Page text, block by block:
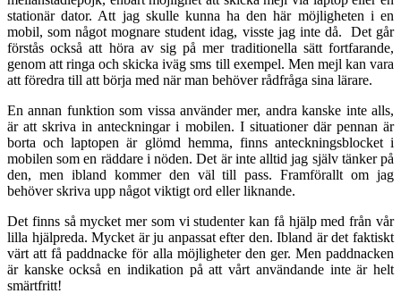
stationär dator. Att jag skulle kunna ha den här möjligheten i en
mobil, som något mognare student idag, visste jag inte då. Det går
förstås också att höra av sig på mer traditionella sätt fortfarande,
genom att ringa och skicka iväg sms till exempel. Men mejl kan vara
att föredra till att börja med när man behöver rådfråga sina lärare.
En annan funktion som vissa använder mer, andra kanske inte alls,
är att skriva in anteckningar i mobilen. I situationer där pennan är
borta och laptopen är glömd hemma, finns anteckningsblocket i
mobilen som en räddare i nöden. Det är inte alltid jag själv tänker på
den, men ibland kommer den väl till pass. Framförallt om jag
behöver skriva upp något viktigt ord eller liknande.
Det finns så mycket mer som vi studenter kan få hjälp med från vår
lilla hjälpreda. Mycket är ju anpassat efter den. Ibland är det faktiskt
värt att få paddnacke för alla möjligheter den ger. Men paddnacken
är kanske också en indikation på att vårt användande inte är helt
smärtfritt!